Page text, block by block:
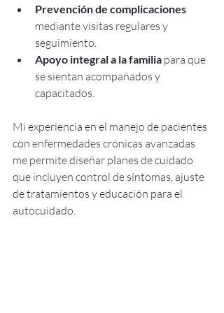
Prevención de complicaciones
mediante visitas regulares y
seguimiento.
Apoyo integral a la familia para que
se sientan acompañados y
capacitados.
Mi experiencia en el manejo de pacientes
con enfermedades crónicas avanzadas
me permite diseñar planes de cuidado
que incluyen control de síntomas, ajuste
de tratamientos y educación para el
autocuidado.